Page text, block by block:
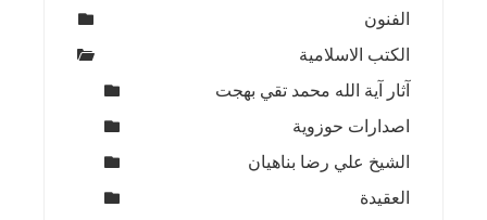
الفنون
الكتب الاسلامية
آثار آية الله محمد تقي بهجت
اصدارات حوزوية
الشيخ علي رضا بناهيان
العقيدة